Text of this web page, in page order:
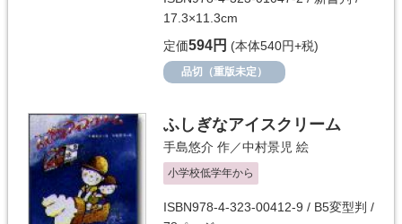
17.3×11.3cm
定価594円 (本体540円+税)
品切（重版未定）
ふしぎなアイスクリーム
手島悠介 作／中村景児 絵
小学校低学年から
ISBN978-4-323-00412-9 / B5変型判 /